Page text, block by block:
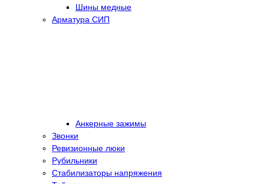
Шины медные
Арматура СИП
Анкерные зажимы
Звонки
Ревизионные люки
Рубильники
Стабилизаторы напряжения